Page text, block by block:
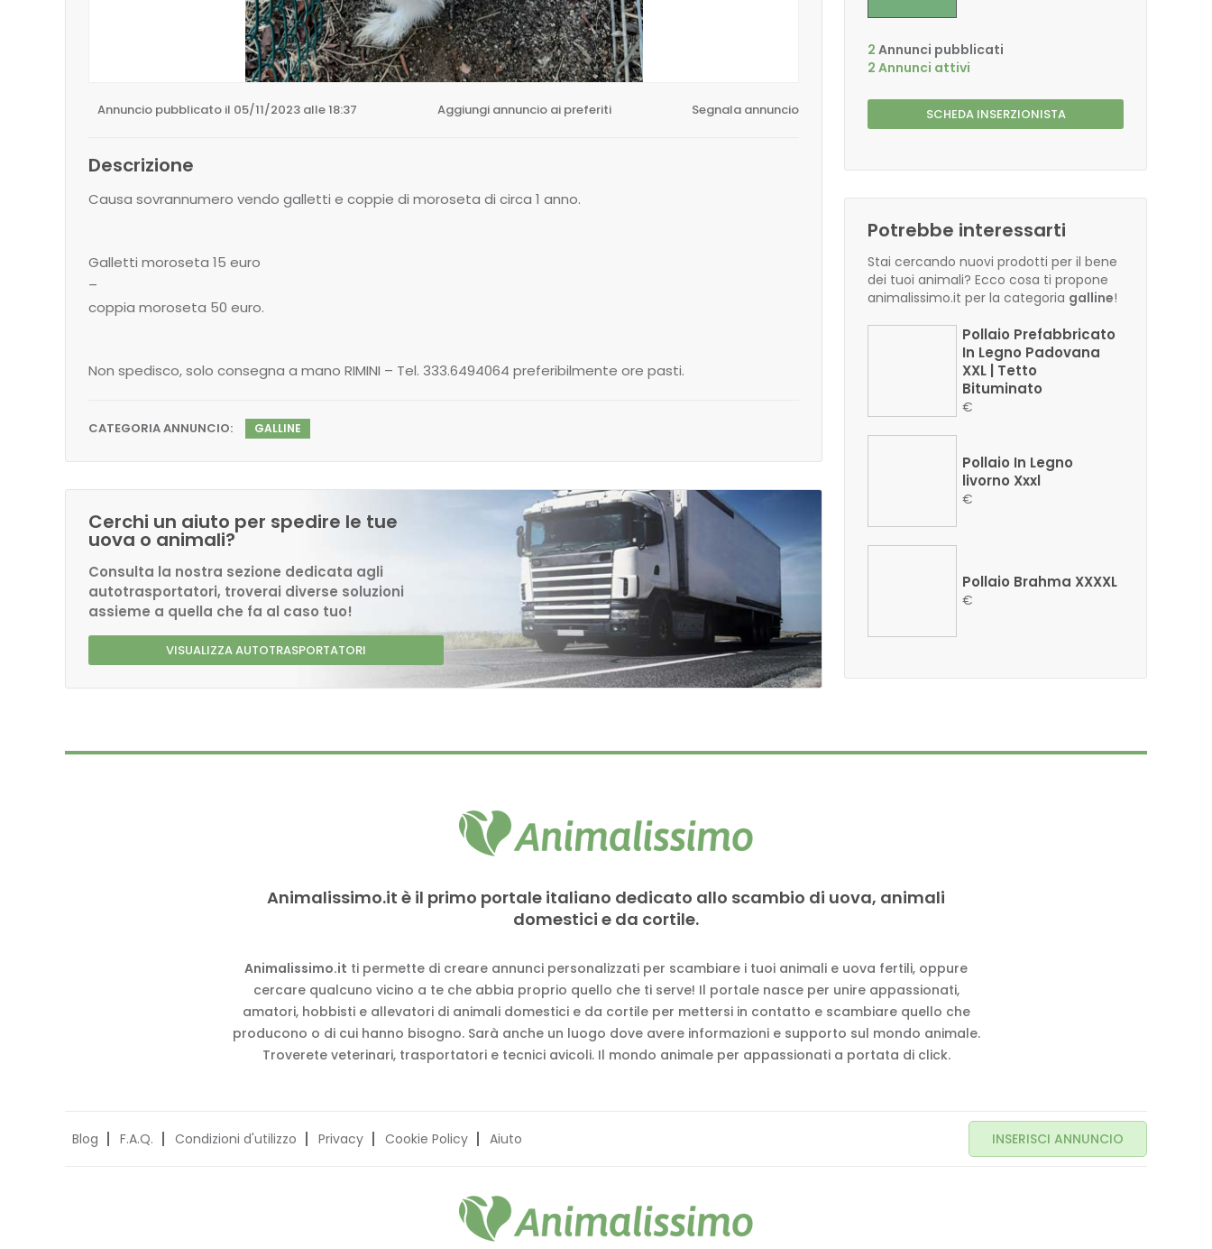
Annuncio pubblicato il 05/11/2023 alle 18:37 Aggiungi annuncio ai preferiti Segnala annuncio
Descrizione
Causa sovrannumero vendo galletti e coppie di moroseta di circa 1 anno.
Galletti moroseta 15 euro
–
coppia moroseta 50 euro.
Non spedisco, solo consegna a mano RIMINI – Tel. 333.6494064 preferibilmente ore pasti.
CATEGORIA ANNUNCIO: GALLINE
Cerchi un aiuto per spedire le tue
uova o animali?
Consulta la nostra sezione dedicata agli
autotrasportatori, troverai diverse soluzioni
assieme a quella che fa al caso tuo!
VISUALIZZA AUTOTRASPORTATORI
2 Annunci pubblicati
2 Annunci attivi
SCHEDA INSERZIONISTA
Potrebbe interessarti
Stai cercando nuovi prodotti per il bene
dei tuoi animali? Ecco cosa ti propone
animalissimo.it per la categoria galline!
Pollaio Prefabbricato
In Legno Padovana
XXL | Tetto
Bituminato
€
Pollaio In Legno
livorno Xxxl
€
Pollaio Brahma XXXXL
€
Animalissimo.it è il primo portale italiano dedicato allo scambio di uova, animali
domestici e da cortile.
Animalissimo.it ti permette di creare annunci personalizzati per scambiare i tuoi animali e uova fertili, oppure
cercare qualcuno vicino a te che abbia proprio quello che ti serve! Il portale nasce per unire appassionati,
amatori, hobbisti e allevatori di animali domestici e da cortile per mettersi in contatto e scambiare quello che
producono o di cui hanno bisogno. Sarà anche un luogo dove avere informazioni e supporto sul mondo animale.
Troverete veterinari, trasportatori e tecnici avicoli. Il mondo animale per appassionati a portata di click.
Blog F.A.Q. Condizioni d'utilizzo Privacy Cookie Policy Aiuto INSERISCI ANNUNCIO